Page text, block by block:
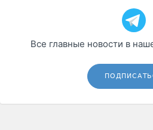
Все главные новости в